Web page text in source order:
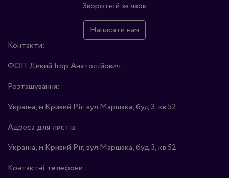
Зворотній зв'язок
Написати нам
Контакти:
ФОП Дикий Ігор Анатолійович
Розташування:
Україна, м.Кривий Ріг, вул.Маршака, буд.3, кв.52
Адреса для листів:
Україна, м.Кривий Ріг, вул.Маршака, буд.3, кв.52
Контактні телефони: